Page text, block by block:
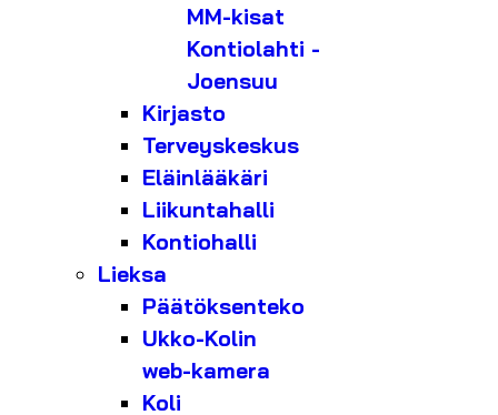
MM-kisat
Kontiolahti -
Joensuu
Kirjasto
Terveyskeskus
Eläinlääkäri
Liikuntahalli
Kontiohalli
Lieksa
Päätöksenteko
Ukko-Kolin
web-kamera
Koli